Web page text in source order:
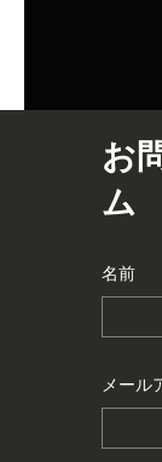
お
ム
名前
メール